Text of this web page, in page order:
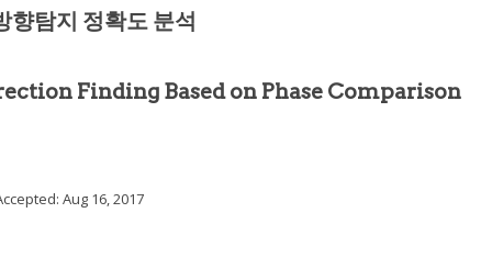
향탐지 정확도 분석
Finding Based on Phase Comparison
Aug 16, 2017